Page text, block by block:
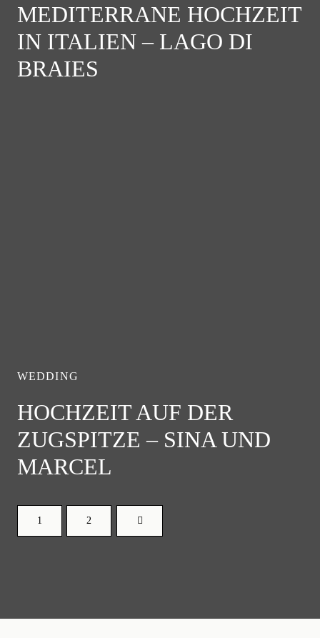
MEDITERRANE HOCHZEIT
IN ITALIEN – LAGO DI
BRAIES
WEDDING
HOCHZEIT AUF DER
ZUGSPITZE – SINA UND
MARCEL
1 2